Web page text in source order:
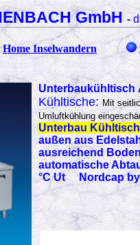
GmbH-
Home Inselwandern
Unterbaukühltisch
Kühltische:Mit
Umluftkühlung
Unterbau
außen aus
ausreichend
automatische
°C Ut Nordcap